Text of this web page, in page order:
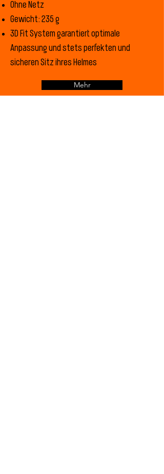
Ohne Netz
Gewicht: 235 g
3D Fit System garantiert optimale
Anpassung und stets perfekten und
sicheren Sitz ihres Helmes
Mehr